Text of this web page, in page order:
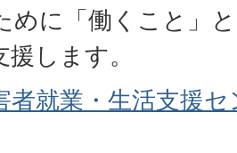
めに「働くこと」
します。
者就業・生活支援